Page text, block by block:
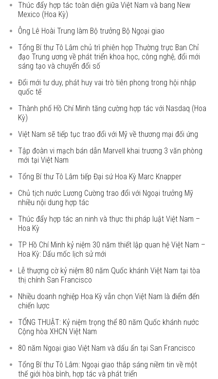
Thúc đẩy hợp tác toàn diện giữa Việt Nam và bang New
Mexico (Hoa Kỳ)
Ông Lê Hoài Trung làm Bộ trưởng Bộ Ngoại giao
Tổng Bí thư Tô Lâm chủ trì phiên họp Thường trực Ban Chỉ
đạo Trung ương về phát triển khoa học, công nghệ, đổi mới
sáng tạo và chuyển đổi số
Đổi mới tư duy, phát huy vai trò tiên phong trong hội nhập
quốc tế
Thành phố Hồ Chí Minh tăng cường hợp tác với Nasdaq (Hoa
Kỳ)
Việt Nam sẽ tiếp tục trao đổi với Mỹ về thương mại đối ứng
Tập đoàn vi mạch bán dẫn Marvell khai trương 3 văn phòng
mới tại Việt Nam
Tổng Bí thư Tô Lâm tiếp Đại sứ Hoa Kỳ Marc Knapper
Chủ tịch nước Lương Cường trao đổi với Ngoại trưởng Mỹ
nhiều nội dung hợp tác
Thúc đẩy hợp tác an ninh và thực thi pháp luật Việt Nam –
Hoa Kỳ
TP Hồ Chí Minh kỷ niệm 30 năm thiết lập quan hệ Việt Nam –
Hoa Kỳ: Dấu mốc lịch sử mới
Lễ thượng cờ kỷ niệm 80 năm Quốc khánh Việt Nam tại tòa
thị chính San Francisco
Nhiều doanh nghiệp Hoa Kỳ vẫn chọn Việt Nam là điểm đến
chiến lược
TỔNG THUẬT: Kỷ niệm trọng thể 80 năm Quốc khánh nước
Cộng hòa XHCN Việt Nam
80 năm Ngoại giao Việt Nam và dấu ấn tại San Francisco
Tổng Bí thư Tô Lâm: Ngoại giao thắp sáng niềm tin về một
thế giới hòa bình, hợp tác và phát triển